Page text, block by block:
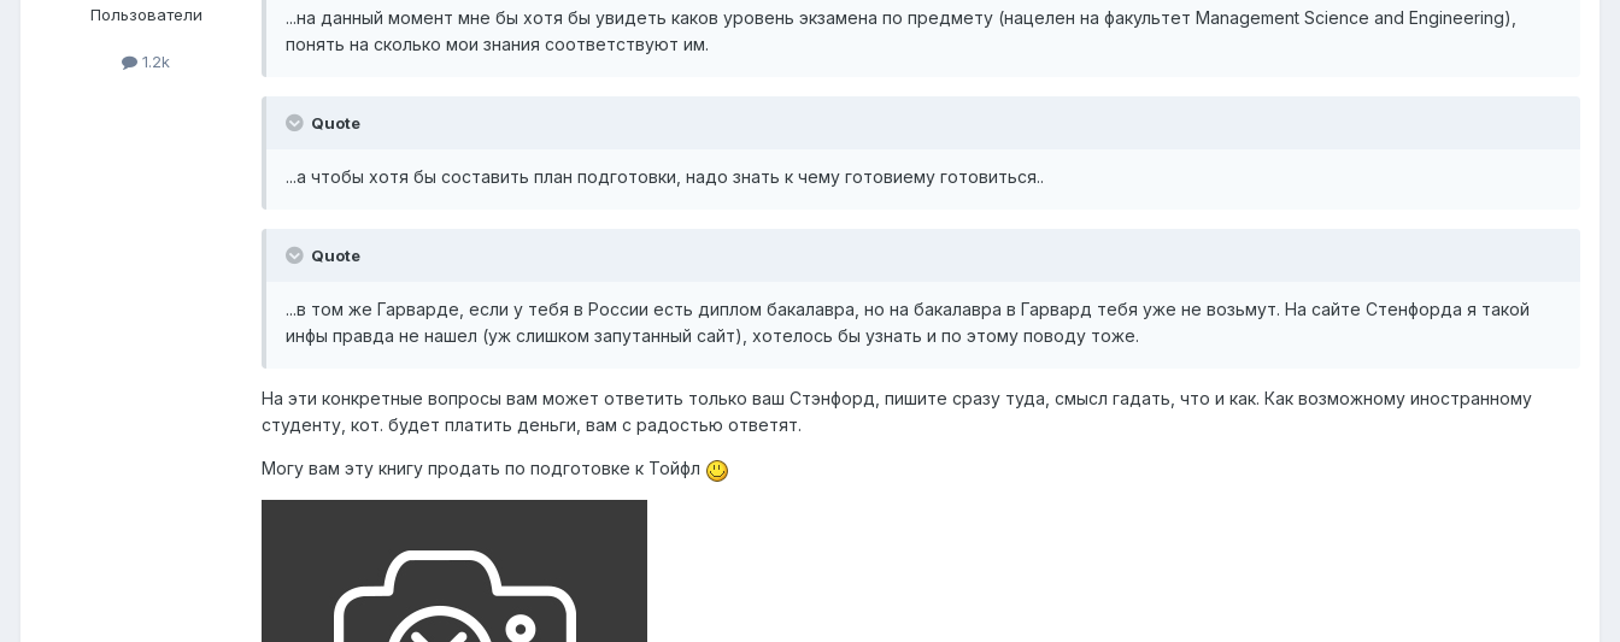
Пользователи
1.2k
...на данный момент мне бы хотя бы увидеть каков уровень экзамена по предмету (нацелен на факультет Management Science and Engineering),
понять на сколько мои знания соответствуют им.
Quote
...а чтобы хотя бы составить план подготовки, надо знать к чему готовиему готовиться..
Quote
...в том же Гарварде, если у тебя в России есть диплом бакалавра, но на бакалавра в Гарвард тебя уже не возьмут. На сайте Стенфорда я такой
инфы правда не нашел (уж слишком запутанный сайт), хотелось бы узнать и по этому поводу тоже.
На эти конкретные вопросы вам может ответить только ваш Стэнфорд, пишите сразу туда, смысл гадать, что и как. Как возможному иностранному
студенту, кот. будет платить деньги, вам с радостью ответят.
Могу вам эту книгу продать по подготовке к Тойфл